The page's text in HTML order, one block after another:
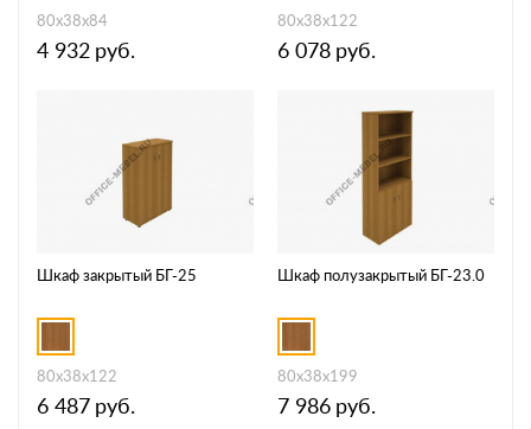
80x38x84
4 932 руб.
80x38x122
6 078 руб.
Шкаф закрытый БГ-25
80x38x122
6 487 руб.
Шкаф полузакрытый БГ-23.0
80x38x199
7 986 руб.